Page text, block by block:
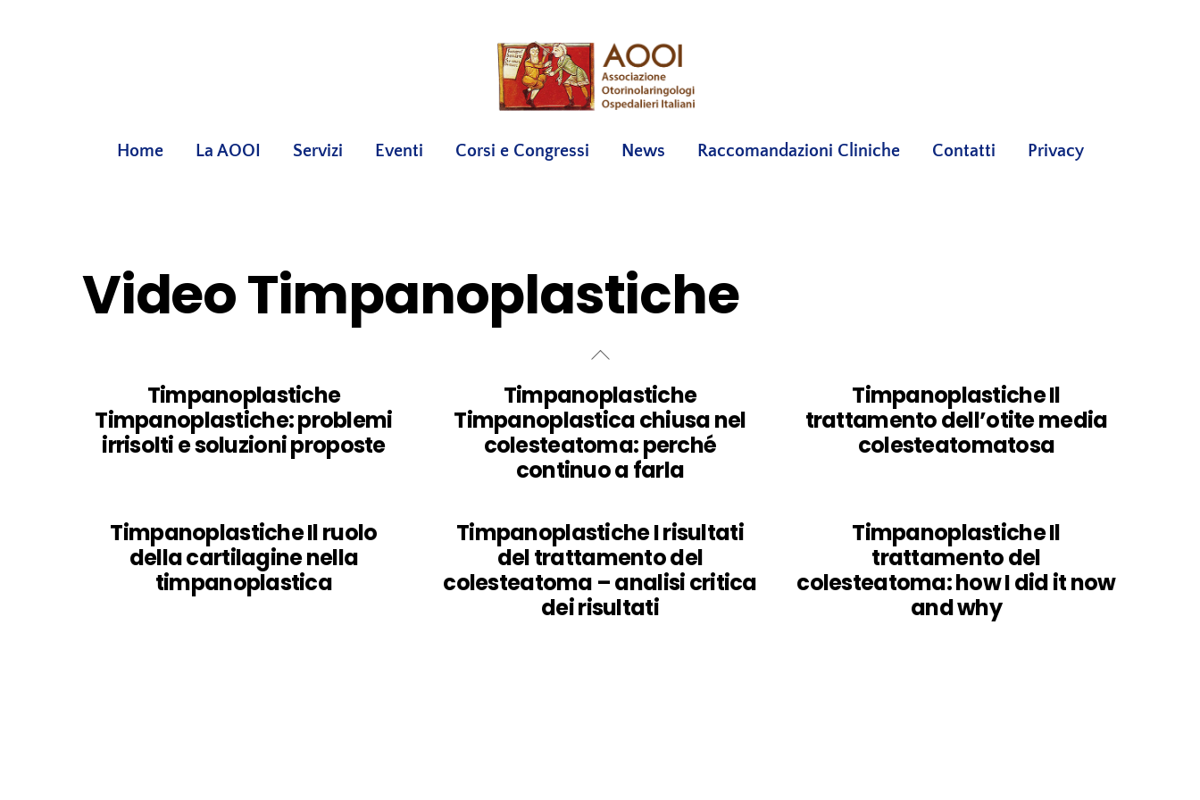
Home La AOOI Servizi Eventi Corsi e Congressi News Raccomandazioni Cliniche Contatti Privacy
Video Timpanoplastiche
Timpanoplastiche
Timpanoplastiche: problemi
irrisolti e soluzioni proposte
Timpanoplastiche
Timpanoplastica chiusa nel
colesteatoma: perché
continuo a farla
Timpanoplastiche Il
trattamento dell’otite media
colesteatomatosa
Timpanoplastiche Il ruolo
della cartilagine nella
timpanoplastica
Timpanoplastiche I risultati
del trattamento del
colesteatoma – analisi critica
dei risultati
Timpanoplastiche Il
trattamento del
colesteatoma: how I did it now
and why